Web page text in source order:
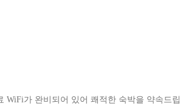
WiFi가 완비되어 있어 쾌적한 숙박을 약속드립